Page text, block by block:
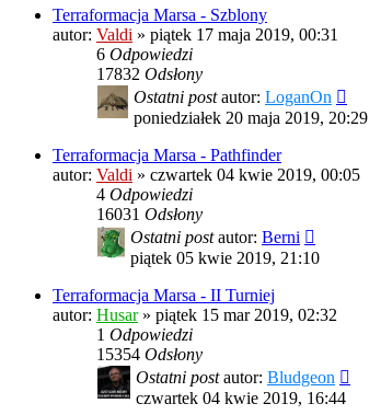
Terraformacja Marsa - Szblony
autor: Valdi » piątek 17 maja 2019, 00:31
6 Odpowiedzi
17832 Odsłony
Ostatni postautor: LoganOn
poniedziałek 20 maja 2019, 20:29
Terraformacja Marsa - Pathfinder
autor: Valdi » czwartek 04 kwie 2019, 00:05
4 Odpowiedzi
16031 Odsłony
Ostatni postautor: Berni
piątek 05 kwie 2019, 21:10
Terraformacja Marsa - II Turniej
autor: Husar» piątek 15 mar 2019, 02:32
1 Odpowiedzi
15354 Odsłony
Ostatni postautor: Bludgeon
czwartek 04 kwie 2019, 16:44